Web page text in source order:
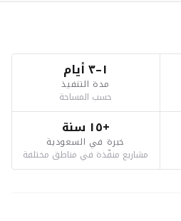
١–٣ أيام
مدة التنفيذ
حسب المساحة
+١٥ سنة
خبرة في السعودية
مشاريع منفّذة في مناطق مختلفة